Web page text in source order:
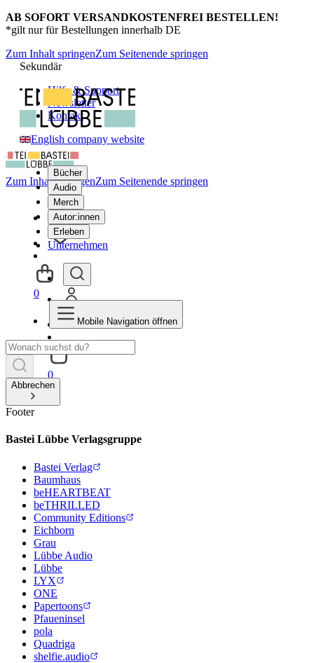
AB SOFORT VERSANDKOSTENFREI BESTELLEN!
*gilt nur für Bestellungen innerhalb DE
Zum Inhalt springenZum Seitenende springen
Sekundär
Hilfe & Support
Newsletter
Kontakt
English company website
Bücher
Audio
Merch
Autor:innen
Erleben
Unternehmen
0
Zum Inhalt springenZum Seitenende springen
0
Mobile Navigation öffnen
Abbrechen
Footer
Bastei Lübbe Verlagsgruppe
Bastei Verlag
Baumhaus
beHEARTBEAT
beTHRILLED
Community Editions
Eichborn
Grau
Lübbe Audio
Lübbe
LYX
ONE
Papertoons
Pfaueninsel
pola
Quadriga
shelfie.audio